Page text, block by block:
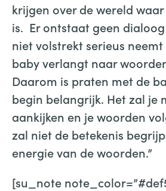
krijgen over de wereld
is. Er ontstaat geen
niet volstrekt serieus neemt
baby verlangt naar
Daarom is praten met de
begin belangrijk. Het zal je
aankijken en je woorden
zal niet de betekenis
energie van de woorden.”
[su_note